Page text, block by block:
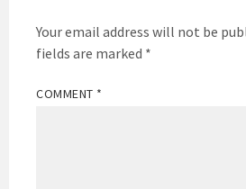
Your email address will not be
fields are marked *
COMMENT *